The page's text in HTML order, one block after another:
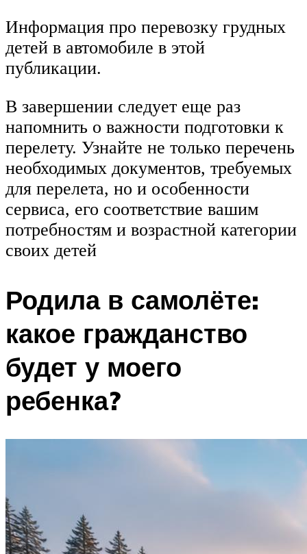
Информация про перевозку грудных
детей в автомобиле в этой
публикации.
В завершении следует еще раз
напомнить о важности подготовки к
перелету. Узнайте не только перечень
необходимых документов, требуемых
для перелета, но и особенности
сервиса, его соответствие вашим
потребностям и возрастной категории
своих детей
Родила в самолёте:
какое гражданство
будет у моего
ребенка?